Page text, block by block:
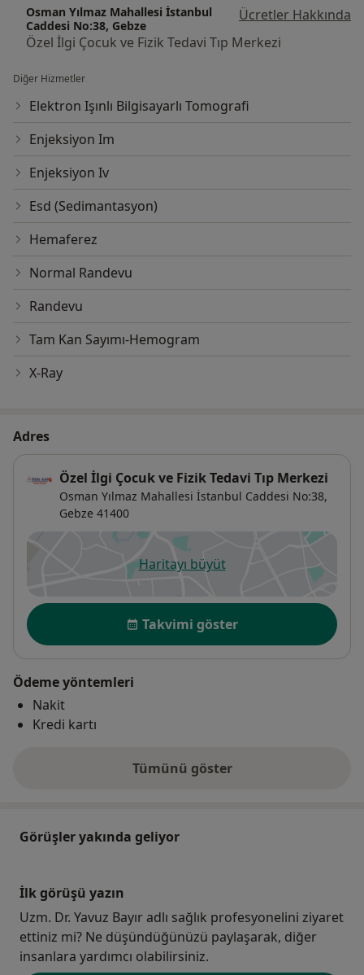
Osman Yılmaz Mahallesi İstanbul
Caddesi No:38, Gebze
Ücretler Hakkında
Özel İlgi Çocuk ve Fizik Tedavi Tıp Merkezi
Diğer Hizmetler
Elektron Işınlı Bilgisayarlı Tomografi
Enjeksiyon Im
Enjeksiyon Iv
Esd (Sedimantasyon)
Hemaferez
Normal Randevu
Randevu
Tam Kan Sayımı-Hemogram
X-Ray
Adres
Özel İlgi Çocuk ve Fizik Tedavi Tıp Merkezi
Osman Yılmaz Mahallesi İstanbul Caddesi No:38,
Gebze 41400
Haritayı büyütyeni bir sekmede açılır
Uygunluk
Takvimi göster
Ödeme yöntemleri
Nakit
Kredi kartı
Tümünü göster
adres hakkında
Görüşler yakında geliyor
İlk görüşü yazın
Uzm. Dr. Yavuz Bayır adlı sağlık profesyonelini ziyaret
ettiniz mi? Ne düşündüğünüzü paylaşarak, diğer
insanlara yardımcı olabilirsiniz.